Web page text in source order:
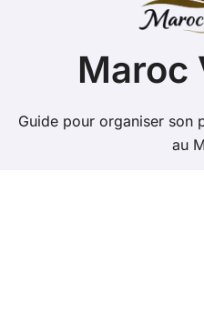
Maroc
Guide pour organiser son
au